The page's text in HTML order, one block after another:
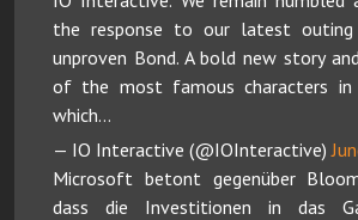
the response to our latest outing
unproven Bond. A bold new story
of the most famous characters in
which…
— IO Interactive (@IOInteractive)
Microsoft betont gegenüber
dass die Investitionen in das